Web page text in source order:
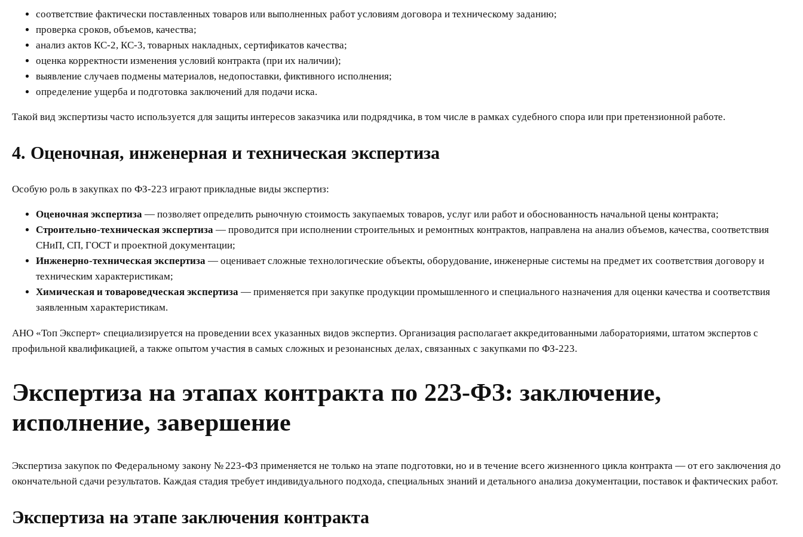
соответствие фактически поставленных товаров или выполненных работ условиям договора и техническому заданию;
проверка сроков, объемов, качества;
анализ актов КС-2, КС-3, товарных накладных, сертификатов качества;
оценка корректности изменения условий контракта (при их наличии);
выявление случаев подмены материалов, недопоставки, фиктивного исполнения;
определение ущерба и подготовка заключений для подачи иска.
Такой вид экспертизы часто используется для защиты интересов заказчика или подрядчика, в том числе в рамках судебного спора или при претензионной работе.
4. Оценочная, инженерная и техническая экспертиза
Особую роль в закупках по ФЗ-223 играют прикладные виды экспертиз:
Оценочная экспертиза — позволяет определить рыночную стоимость закупаемых товаров, услуг или работ и обоснованность начальной цены контракта;
Строительно-техническая экспертиза — проводится при исполнении строительных и ремонтных контрактов, направлена на анализ объемов, качества, соответствия
СНиП, СП, ГОСТ и проектной документации;
Инженерно-техническая экспертиза — оценивает сложные технологические объекты, оборудование, инженерные системы на предмет их соответствия договору и
техническим характеристикам;
Химическая и товароведческая экспертиза — применяется при закупке продукции промышленного и специального назначения для оценки качества и соответствия
заявленным характеристикам.
АНО «Топ Эксперт» специализируется на проведении всех указанных видов экспертиз. Организация располагает аккредитованными лабораториями, штатом экспертов с
профильной квалификацией, а также опытом участия в самых сложных и резонансных делах, связанных с закупками по ФЗ-223.
Экспертиза на этапах контракта по 223-ФЗ: заключение,
исполнение, завершение
Экспертиза закупок по Федеральному закону № 223-ФЗ применяется не только на этапе подготовки, но и в течение всего жизненного цикла контракта — от его заключения до
окончательной сдачи результатов. Каждая стадия требует индивидуального подхода, специальных знаний и детального анализа документации, поставок и фактических работ.
Экспертиза на этапе заключения контракта